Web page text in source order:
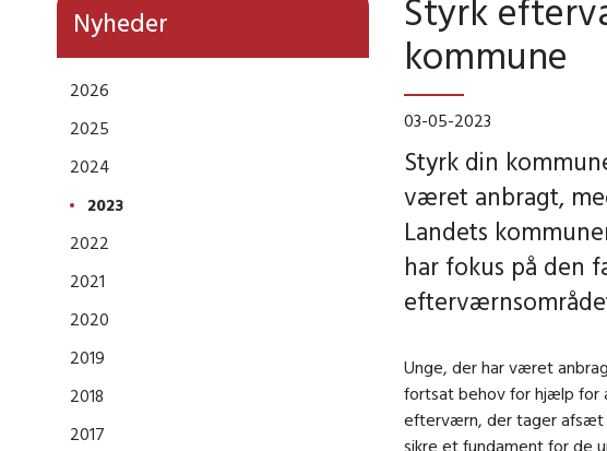
Nyheder
2026
2025
2024
2023
2022
2021
2020
2019
2018
2017
Styrk
kommune
03-05-2023
Styrk din
været anbragt,
Landets
har fokus på den
Unge, der har været
fortsat behov for hjælp for
efterværn, der tager afsæt
sikre et fundament for de